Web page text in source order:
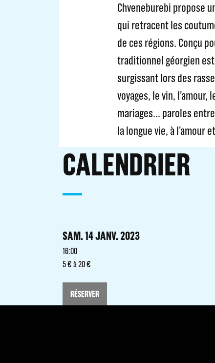
Chveneburebi propose
qui retracent les
de ces régions. Conçu
traditionnel géorgien
surgissant lors des
voyages, le vin,
mariages… paroles
la longue vie, à l’amour
CALENDRIER
SAM. 14 JANV. 2023
16:00
5 € à 20 €
RÉSERVER